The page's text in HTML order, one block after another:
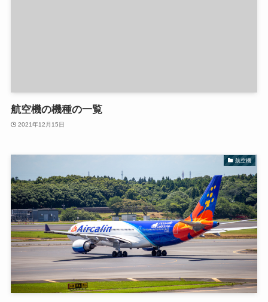
航空機の機種の一覧
2021年12月15日
航空機